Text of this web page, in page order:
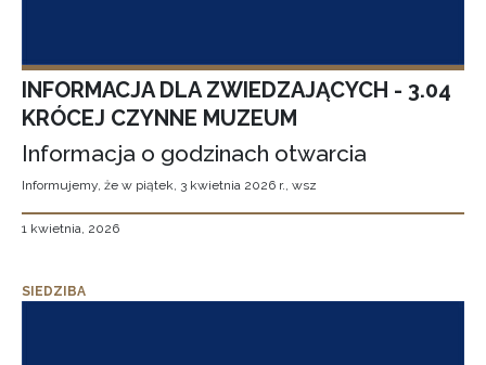
INFORMACJA DLA ZWIEDZAJĄCYCH - 3.04
KRÓCEJ CZYNNE MUZEUM
Informacja o godzinach otwarcia
Informujemy, że w piątek, 3 kwietnia 2026 r., wsz
1 kwietnia, 2026
SIEDZIBA